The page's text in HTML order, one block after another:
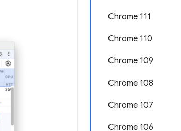
Chrome 111
Chrome 110
Chrome 109
Chrome 108
Chrome 107
Chrome 106